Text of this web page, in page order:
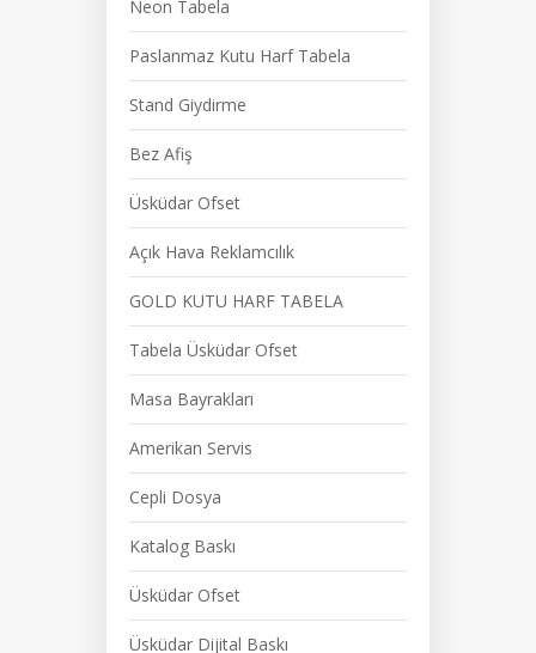
Neon Tabela
Paslanmaz Kutu Harf Tabela
Stand Giydirme
Bez Afiş
Üsküdar Ofset
Açık Hava Reklamcılık
GOLD KUTU HARF TABELA
Tabela Üsküdar Ofset
Masa Bayrakları
Amerikan Servis
Cepli Dosya
Katalog Baskı
Üsküdar Ofset
Üsküdar Dijital Baskı